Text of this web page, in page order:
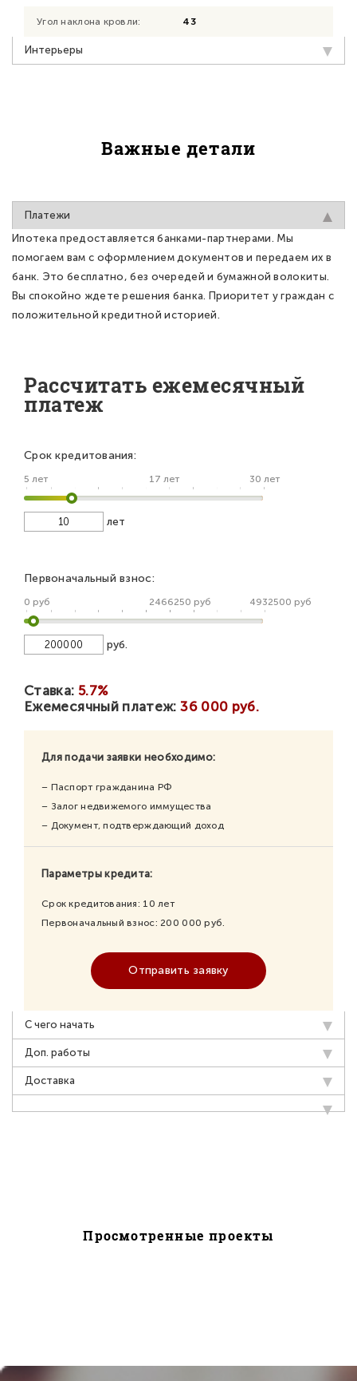
Угол наклона кровли: 43
Интерьеры
Важные детали
Платежи
Ипотека предоставляется банками-партнерами. Мы
помогаем вам с оформлением документов и передаем их в
банк. Это бесплатно, без очередей и бумажной волокиты.
Вы спокойно ждете решения банка. Приоритет у граждан с
положительной кредитной историей.
Рассчитать ежемесячный
платеж
Срок кредитования:
5 лет 17 лет 30 лет
лет
Первоначальный взнос:
0 руб 2466250 руб 4932500 руб
руб.
Ставка: 5.7%
Ежемесячный платеж:36 000 руб.
Для подачи заявки необходимо:
– Паспорт гражданина РФ
– Залог недвижемого иммущества
– Документ, подтверждающий доход
Параметры кредита:
Срок кредитования: 10 лет
Первоначальный взнос: 200 000 руб.
Отправить заявку
С чего начать
Доп. работы
Доставка
Просмотренные проекты